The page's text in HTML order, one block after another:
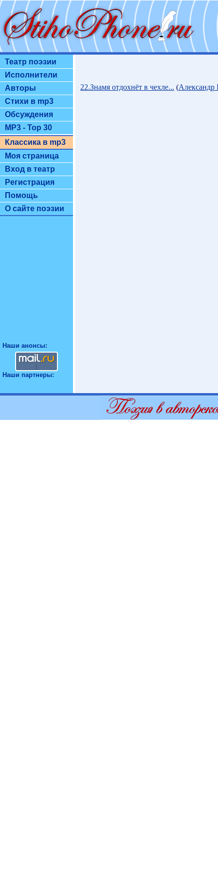
Театр поэзии
Исполнители
Авторы
Стихи в mp3
Обсуждения
MP3 - Top 30
Классика в mp3
Моя страница
Вход в театр
Регистрация
Помощь
О сайте поэзии
Наши анонсы:
Наши партнеры:
22.Знамя отдохнёт в чехле... (Александр